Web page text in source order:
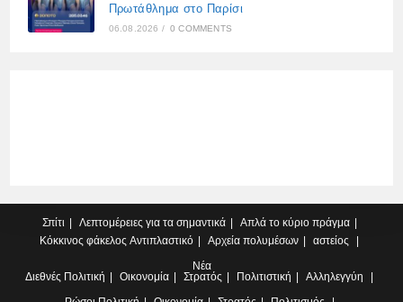
Πρωτάθλημα στο Παρίσι
06.08.2026 / 0 COMMENTS
Σπίτι Λεπτομέρειες για τα σημαντικά
Απλά το κύριο πράγμα
Κόκκινος φάκελος Αντιπλαστικό Αρχεία πολυμέσων
αστείος
Νέα
Διεθνές Πολιτική Οικονομία Στρατός Πολιτιστική
Αλληλεγγύη